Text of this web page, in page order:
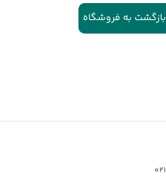
بازگشت به فروشگاه